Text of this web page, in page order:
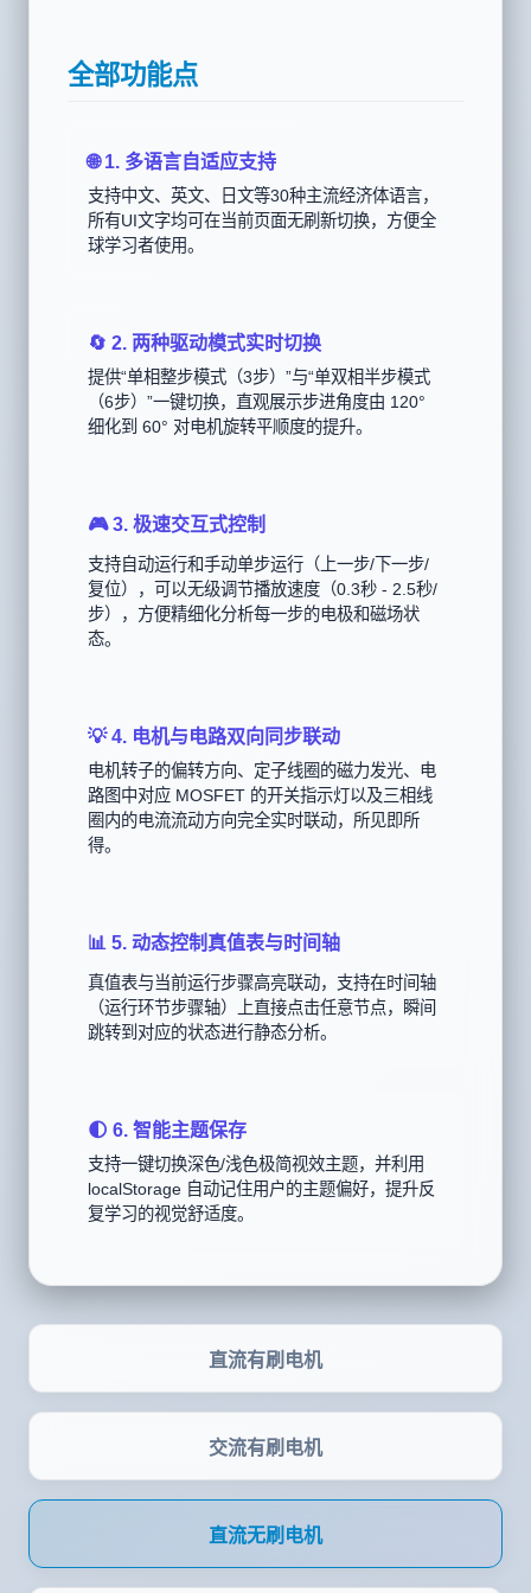
🌐 1. 多语言自适应支持
支持中文、英文、日文等30种主流经济体语言，
所有UI文字均可在当前页面无刷新切换，方便全
🔄 2. 两种驱动模式实时切换
提供“单相整步模式（3步）”与“单双相半步模式
（6步）”一键切换，直观展示步进角度由 120°
🎮 3. 极速交互式控制
支持自动运行和手动单步运行（上一步/下一步/
复位），可以无级调节播放速度（0.3秒 - 2.5秒/
步），方便精细化分析每一步的电极和磁场状
💡 4. 电机与电路双向同步联动
电机转子的偏转方向、定子线圈的磁力发光、电
路图中对应 MOSFET 的开关指示灯以及三相线
圈内的电流流动方向完全实时联动，所见即所
📊 5. 动态控制真值表与时间轴
真值表与当前运行步骤高亮联动，支持在时间轴
（运行环节步骤轴）上直接点击任意节点，瞬间
🌓 6. 智能主题保存
支持一键切换深色/浅色极简视效主题，并利用
localStorage 自动记住用户的主题偏好，提升反
直流有刷电机
交流有刷电机
直流无刷电机